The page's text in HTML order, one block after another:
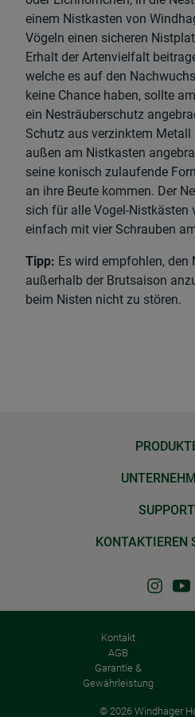
einem Nistkasten von
Vögeln einen sicheren
Erhalt der Artenvielfalt
welche es auf den
keine Chance haben, sollte
ein Nesträuberschutz
Schutz aus verzinktem
außen am Nistkasten
seine konisch zulaufende
an ihre Beute kommen. Der
sich für alle Vogel-Nistkästen
einfach mit vier Schrauben
Tipp: Es wird empfohlen, den
außerhalb der Brutsaison
beim Nisten nicht zu stören.
SUPPORT
KONTAKTIEREN
Kontakt
AGB
Garantie &
Gewährleistung
© 2026 Windhager